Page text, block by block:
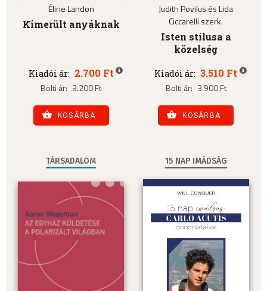
Éline Landon
Kimerült anyáknak
Kiadói ár: 2.700 Ft
Bolti ár: 3.200 Ft
KOSÁRBA
Judith Povilus és Lida
Ciccarelli szerk.
Isten stílusa a
közelség
Kiadói ár: 3.510 Ft
Bolti ár: 3.900 Ft
KOSÁRBA
TÁRSADALOM 15 NAP IMÁDSÁG